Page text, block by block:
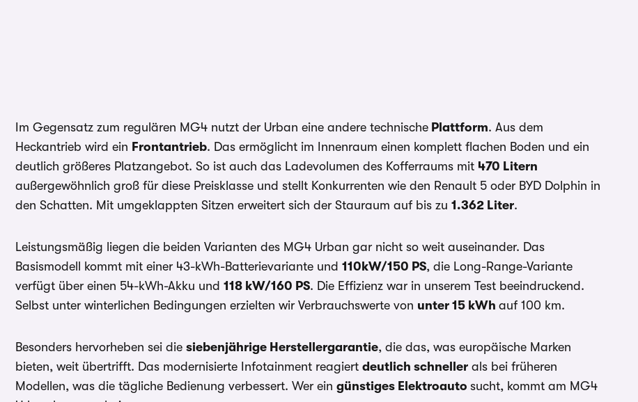
Im Gegensatz zum regulären MG4 nutzt der Urban eine andere technische Plattform. Aus dem
Heckantrieb wird ein Frontantrieb. Das ermöglicht im Innenraum einen komplett flachen Boden und ein
deutlich größeres Platzangebot. So ist auch das Ladevolumen des Kofferraums mit 470 Litern
außergewöhnlich groß für diese Preisklasse und stellt Konkurrenten wie den Renault 5 oder BYD Dolphin in
den Schatten. Mit umgeklappten Sitzen erweitert sich der Stauraum auf bis zu 1.362 Liter.
Leistungsmäßig liegen die beiden Varianten des MG4 Urban gar nicht so weit auseinander. Das
Basismodell kommt mit einer 43-kWh-Batterievariante und 110kW/150 PS, die Long-Range-Variante
verfügt über einen 54-kWh-Akku und 118 kW/160 PS. Die Effizienz war in unserem Test beeindruckend.
Selbst unter winterlichen Bedingungen erzielten wir Verbrauchswerte von unter 15 kWh auf 100 km.
Besonders hervorheben sei die siebenjährige Herstellergarantie, die das, was europäische Marken
bieten, weit übertrifft. Das modernisierte Infotainment reagiert deutlich schneller als bei früheren
Modellen, was die tägliche Bedienung verbessert. Wer ein günstiges Elektroauto sucht, kommt am MG4